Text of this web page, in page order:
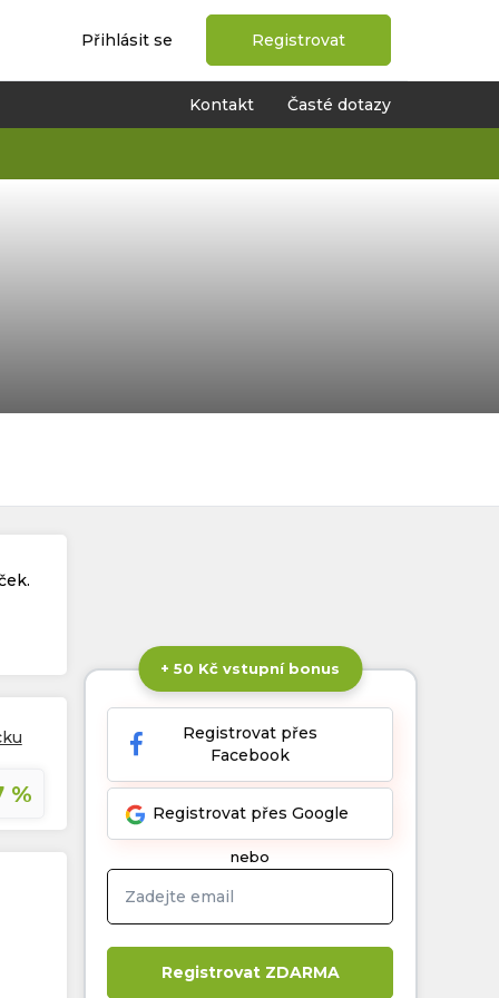
Přihlásit se Registrovat
Časté dotazy
Kontakt
%
+ 50 Kč vstupní bonus
Registrovat přes
Facebook
Registrovat přes Google
nebo